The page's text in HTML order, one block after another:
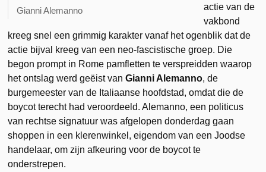
Gianni Alemanno
actie van de
vakbond
kreeg snel een grimmig karakter vanaf het ogenblik dat de
actie bijval kreeg van een neo-fascistische groep. Die
begon prompt in Rome pamfletten te verspreidden waarop
het ontslag werd geëist vanGianni Alemanno, de
burgemeester van de Italiaanse hoofdstad, omdat die de
boycot terecht had veroordeeld. Alemanno, een politicus
van rechtse signatuur was afgelopen donderdag gaan
shoppen in een klerenwinkel, eigendom van een Joodse
handelaar, om zijn afkeuring voor de boycot te
onderstrepen.